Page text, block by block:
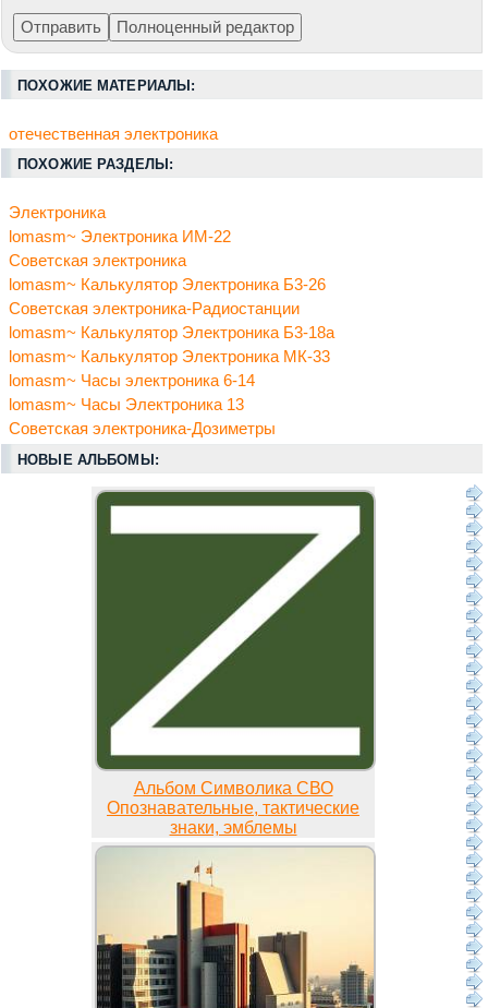
ПОХОЖИЕ МАТЕРИАЛЫ:
отечественная электроника
ПОХОЖИЕ РАЗДЕЛЫ:
Электроника
lomasm~ Электроника ИМ-22
Советская электроника
lomasm~ Калькулятор Электроника Б3-26
Советская электроника-Радиостанции
lomasm~ Калькулятор Электроника Б3-18а
lomasm~ Калькулятор Электроника МК-33
lomasm~ Часы электроника 6-14
lomasm~ Часы Электроника 13
Советская электроника-Дозиметры
НОВЫЕ АЛЬБОМЫ:
Альбом Символика СВО
Опознавательные, тактические
знаки, эмблемы